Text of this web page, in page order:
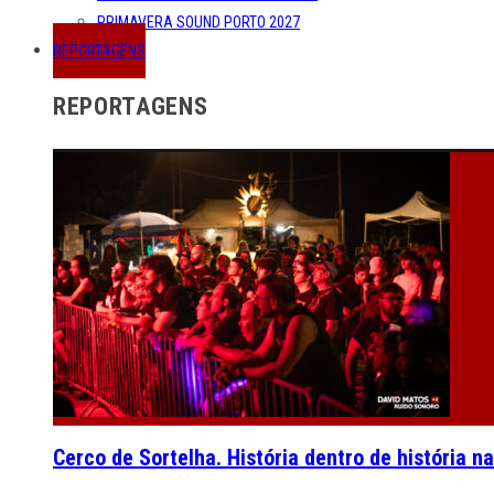
PRIMAVERA SOUND PORTO 2027
REPORTAGENS
REPORTAGENS
Cerco de Sortelha. História dentro de história